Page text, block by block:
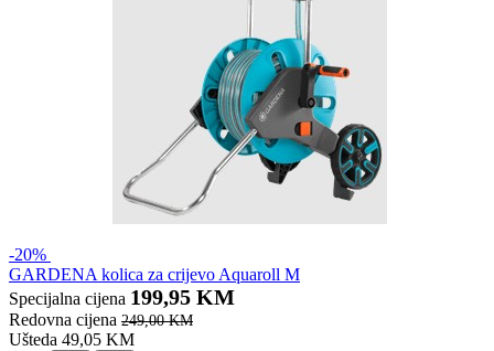
-20%
GARDENA kolica za crijevo Aquaroll M
Specijalna cijena 199,95 KM
Redovna cijena 249,00 KM
Ušteda 49,05 KM